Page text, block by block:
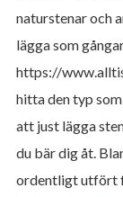
naturstenar och
lägga som
https://
hitta den typ
att just lägga
du bär dig åt.
ordentligt utfört